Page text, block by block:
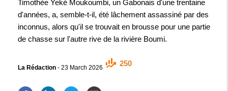
Timothée Yeké Moukoumbi, un Gabonais d'une trentaine
d'années, a, semble-t-il, été lâchement assassiné par des
inconnus, alors qu'il se trouvait en brousse pour une partie
de chasse sur l'autre rive de la rivière Boumi.
La Rédaction - 23 March 2026
250